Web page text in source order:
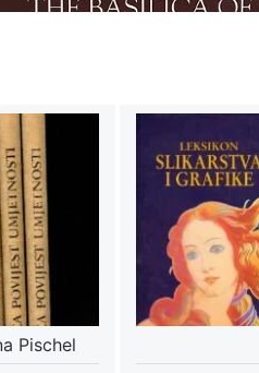
Pischel